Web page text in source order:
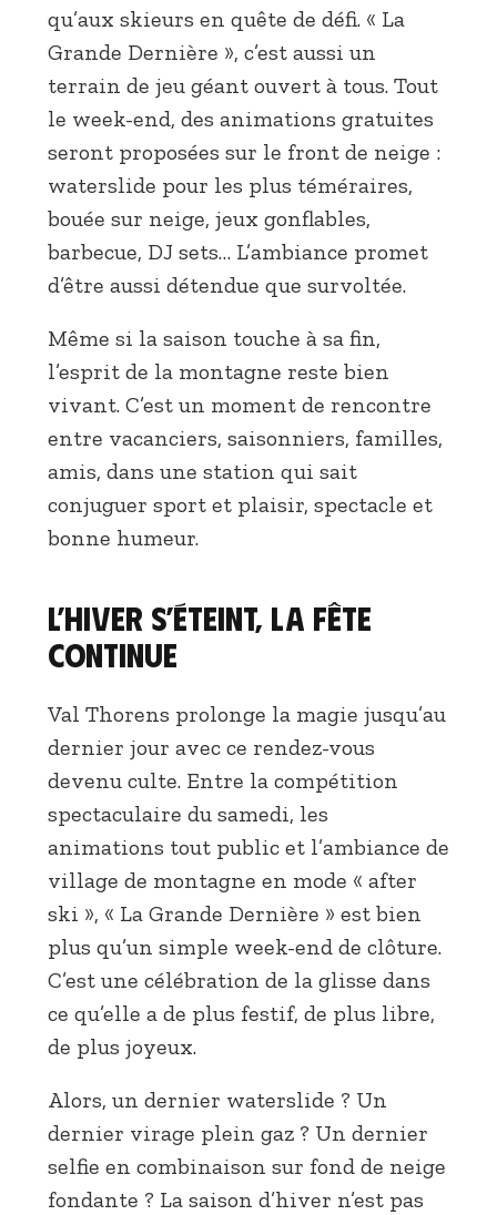
qu’aux skieurs en quête de défi. « La
Grande Dernière », c’est aussi un
terrain de jeu géant ouvert à tous. Tout
le week-end, des animations gratuites
seront proposées sur le front de neige :
waterslide pour les plus téméraires,
bouée sur neige, jeux gonflables,
barbecue, DJ sets… L’ambiance promet
d’être aussi détendue que survoltée.
Même si la saison touche à sa fin,
l’esprit de la montagne reste bien
vivant. C’est un moment de rencontre
entre vacanciers, saisonniers, familles,
amis, dans une station qui sait
conjuguer sport et plaisir, spectacle et
bonne humeur.
L’hiver s’éteint, la fête
continue
Val Thorens prolonge la magie jusqu’au
dernier jour avec ce rendez-vous
devenu culte. Entre la compétition
spectaculaire du samedi, les
animations tout public et l’ambiance de
village de montagne en mode « after
ski », « La Grande Dernière » est bien
plus qu’un simple week-end de clôture.
C’est une célébration de la glisse dans
ce qu’elle a de plus festif, de plus libre,
de plus joyeux.
Alors, un dernier waterslide ? Un
dernier virage plein gaz ? Un dernier
selfie en combinaison sur fond de neige
fondante ? La saison d’hiver n’est pas